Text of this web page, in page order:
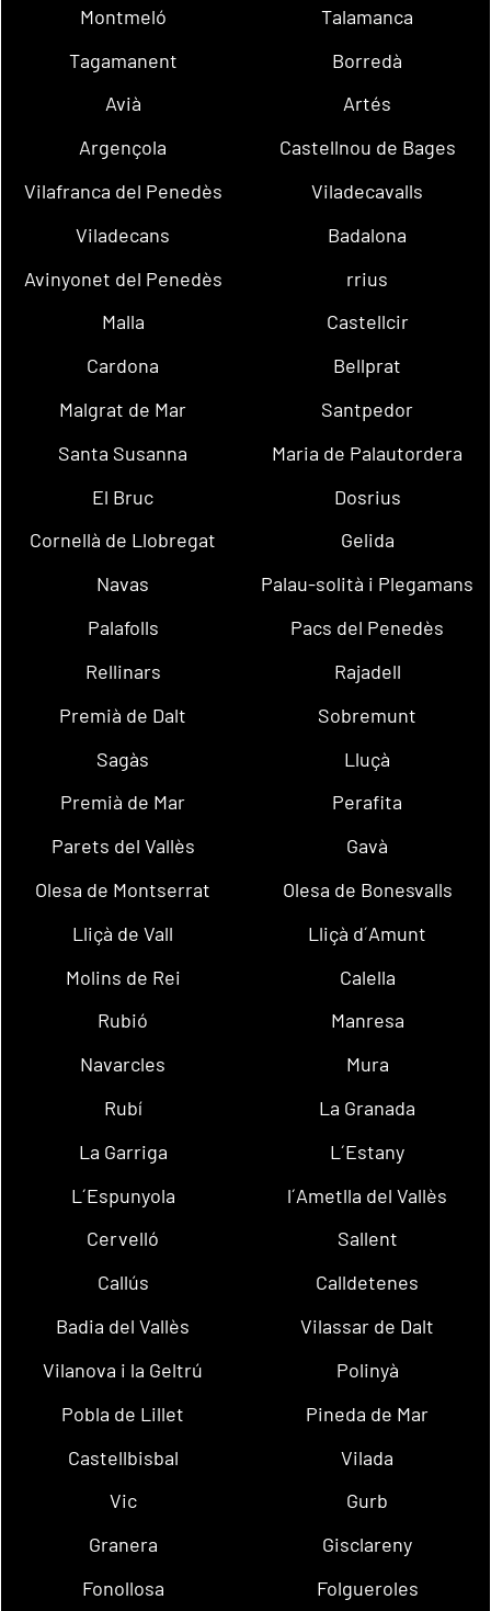
Montmeló
Talamanca
Tagamanent
Borredà
Avià
Artés
Argençola
Castellnou de Bages
Vilafranca del Penedès
Viladecavalls
Viladecans
Badalona
Avinyonet del Penedès
rrius
Malla
Castellcir
Cardona
Bellprat
Malgrat de Mar
Santpedor
Santa Susanna
Maria de Palautordera
El Bruc
Dosrius
Cornellà de Llobregat
Gelida
Navas
Palau-solità i Plegamans
Palafolls
Pacs del Penedès
Rellinars
Rajadell
Premià de Dalt
Sobremunt
Sagàs
Lluçà
Premià de Mar
Perafita
Parets del Vallès
Gavà
Olesa de Montserrat
Olesa de Bonesvalls
Lliçà de Vall
Lliçà d´Amunt
Molins de Rei
Calella
Rubió
Manresa
Navarcles
Mura
Rubí
La Granada
La Garriga
L´Estany
L´Espunyola
l´Ametlla del Vallès
Cervelló
Sallent
Callús
Calldetenes
Badia del Vallès
Vilassar de Dalt
Vilanova i la Geltrú
Polinyà
Pobla de Lillet
Pineda de Mar
Castellbisbal
Vilada
Vic
Gurb
Granera
Gisclareny
Fonollosa
Folgueroles